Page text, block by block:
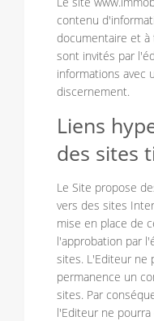
contenu
documentaire et
sont invités par
informations avec
discernement.
Liens
des sites
Le Site propose
vers des sites
mise en place de
l'approbation par
sites. L'Editeur ne
permanence un
sites. Par
l'Editeur ne